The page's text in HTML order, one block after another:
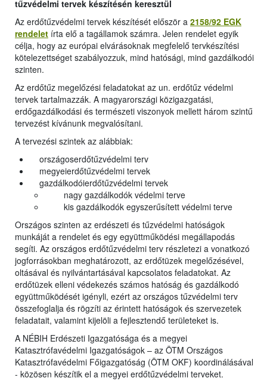
tűzvédelmi tervek készítésén keresztül
Az erdőtűzvédelmi tervek készítését először a 2158/92 EGK
rendelet írta elő a tagállamok számra. Jelen rendelet egyik
célja, hogy az európai elvárásoknak megfelelő tervkészítési
kötelezettséget szabályozzuk, mind hatósági, mind gazdálkodói
szinten.
Az erdőtűz megelőzési feladatokat az un. erdőtűz védelmi
tervek tartalmazzák. A magyarországi közigazgatási,
erdőgazdálkodási és természeti viszonyok mellett három szintű
tervezést kívánunk megvalósítani.
A tervezési szintek az alábbiak:
országoserdőtűzvédelmi terv
megyeierdőtűzvédelmi tervek
gazdálkodóierdőtűzvédelmi tervek
nagy gazdálkodók védelmi terve
kis gazdálkodók egyszerűsített védelmi terve
Országos szinten az erdészeti és tűzvédelmi hatóságok
munkáját a rendelet és egy együttműködési megállapodás
segíti. Az országos erdőtűzvédelmi terv részletezi a vonatkozó
jogforrásokban meghatározott, az erdőtüzek megelőzésével,
oltásával és nyilvántartásával kapcsolatos feladatokat. Az
erdőtüzek elleni védekezés számos hatóság és gazdálkodó
együttműködését igényli, ezért az országos tűzvédelmi terv
összefoglalja és rögzíti az érintett hatóságok és szervezetek
feladatait, valamint kijelöli a fejlesztendő területeket is.
A NÉBIH Erdészeti Igazgatósága és a megyei
Katasztrófavédelmi Igazgatóságok – az ÖTM Országos
Katasztrófavédelmi Főigazgatóság (ÖTM OKF) koordinálásával
- közösen készítik el a megyei erdőtűzvédelmi terveket.